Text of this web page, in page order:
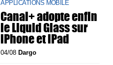
APPLICATIONS MOBILE
Canal+ adopte enfin
le Liquid Glass sur
iPhone et iPad
04/08 Dargo